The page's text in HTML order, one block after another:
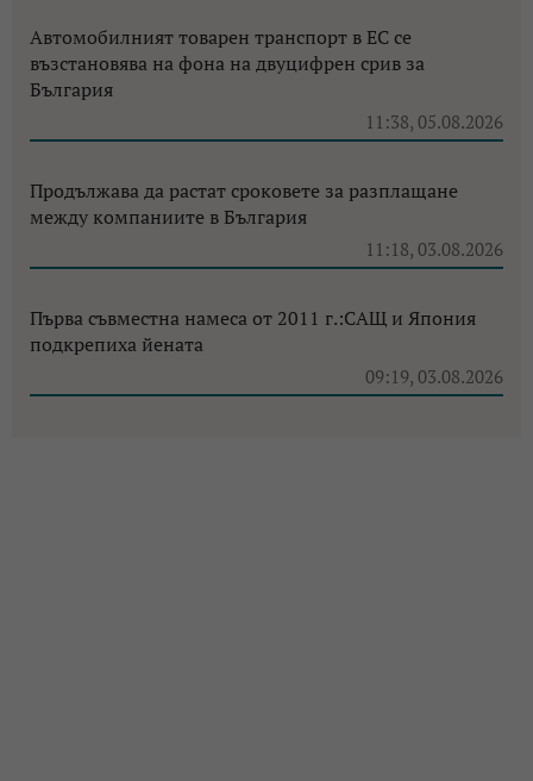
Автомобилният товарен транспорт в ЕС се
възстановява на фона на двуцифрен срив за
България
11:38, 05.08.2026
Продължава да растат сроковете за разплащане
между компаниите в България
11:18, 03.08.2026
Първа съвместна намеса от 2011 г.:САЩ и Япония
подкрепиха йената
09:19, 03.08.2026